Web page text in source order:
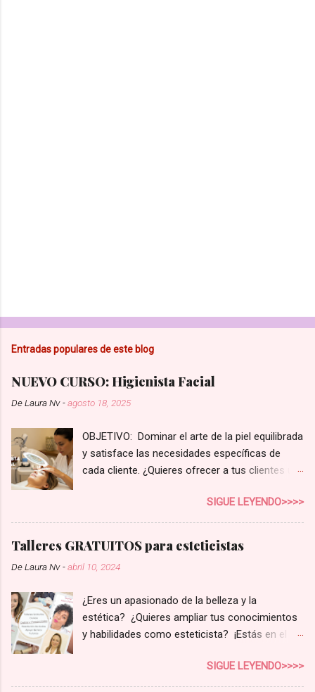
Entradas populares de este blog
NUEVO CURSO: Higienista Facial
DeLaura Nv -agosto 18, 2025
OBJETIVO: Dominar el arte de la piel equilibrada
y satisface las necesidades específicas de
cada cliente. ¿Quieres ofrecer a tus clientes un
la diferencia? En el competitivo mundo de la
estética, no basta con una limpieza superficial.
Tus clientes buscan soluciones reales,
personalizadas para su tipo de piel y sus
preocupaciones. Con nuestro curso de
la experta que tus clientes necesitan,
aumentando la rentabilidad de tu negocio y la
fidelización de tu clientela. ¿Qué aprenderás en
guía completa para perfeccionar tus
SIGUE LEYENDO>>>>
Talleres GRATUITOS para esteticistas
DeLaura Nv -abril 10, 2024
¿Eres un apasionado de la belleza y la
estética? ¿Quieres ampliar tus conocimientos
y habilidades como esteticista? ¡Estás en el
carrera como Estilista Profesional 📍Esta es
nuestra ubicación de Madrid: 📍Y esta es
SIGUE LEYENDO>>>>